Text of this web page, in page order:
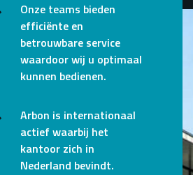
Onze teams bieden
efficiënte en
betrouwbare service
waardoor wij u optimaal
kunnen bedienen.
Arbon is internationaal
actief waarbij het
kantoor zich in
Nederland bevindt.